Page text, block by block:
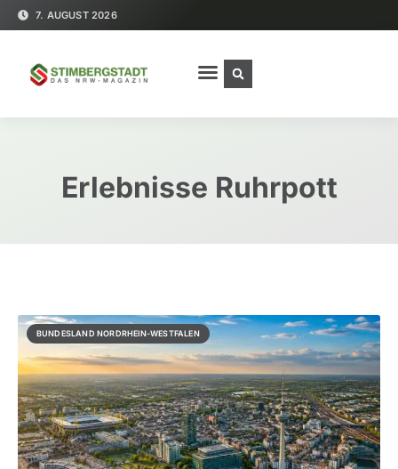
7. AUGUST 2026
Erlebnisse Ruhrpott
BUNDESLAND NORDRHEIN-WESTFALEN